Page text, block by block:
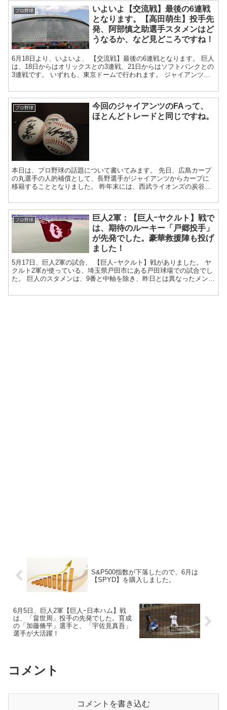
プロ野球
いよいよ【交流戦】最後の6連戦
となります。【高田萌生】投手先
発、阿部慎之助選手スタメンはど
うなるか、など見どころですね！
6月18日より、いよいよ、 【交流戦】最後の6連戦となります。 巨人
は、18日からはオリックスとの3連戦、21日からはソフトバンクとの
3連戦です。 いずれも、東京ドームで行われます。 ジャイアンツの
プロ野球
今回のジャイアンツのFAって、
ほとんどトレードと同じですね。
本日は、プロ野球の話題について書いてみます。 先日、広島カープ
の丸選手の人的補償として、長野選手がジャイアンツからカープに
移籍することとなりました。 昨年末には、西武ライオンズの炭谷選
プロ野球
巨人2軍：【巨人ｰヤクルト】戦で
は、期待のルーキー「戸郷投手」
が先発でした。豪華救援陣も投げ
ました！
5月17日、巨人2軍の試合、 【巨人ｰヤクルト】戦がありました。 ヤ
クルト2軍が使っている、埼玉県戸田市にある戸田球場での試合でし
た。 巨人のスタメンは、9番と中軸を除き、昨日とは異なったメンバ
S&P500指数が下落したので、6月は
【SPYD】を購入しました。
6月5日、巨人2軍【巨人ｰ日本ハム】戦
は、「畠世周」投手の先発でした。育成
の「加藤脩平」選手と、「宇佐見真吾」
選手が大活躍！
コメント
コメントを書き込む